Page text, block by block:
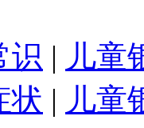
识 | 儿童
状 | 儿童